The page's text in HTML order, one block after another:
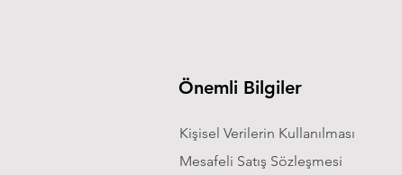
Önemli Bilgiler
Kişisel Verilerin Kullanılması
Mesafeli Satış Sözleşmesi